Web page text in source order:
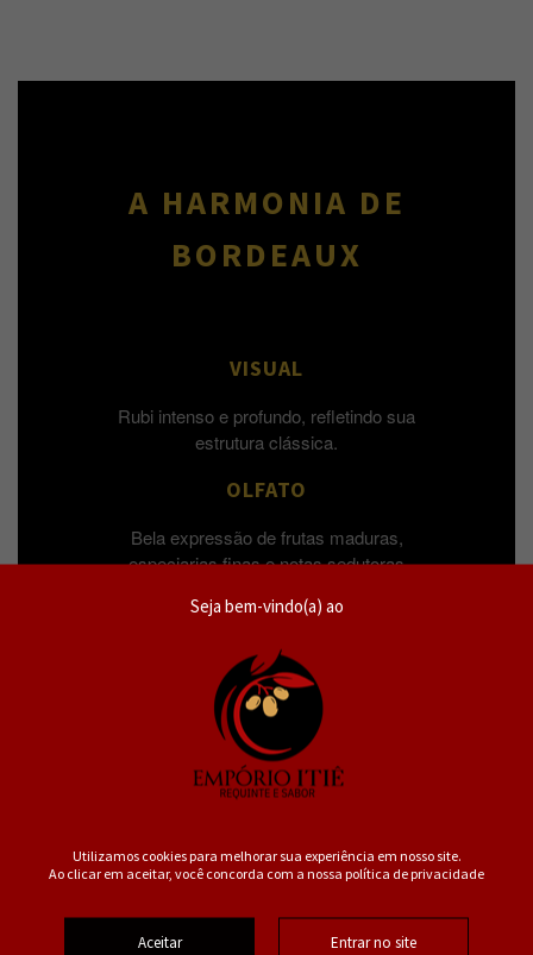
Seja bem-vindo(a) ao
Utilizamos cookies para melhorar sua experiência em nosso site.
Ao clicar em aceitar, você concorda com a nossa política de privacidade
Aceitar Entrar no site
A HARMONIA DE
BORDEAUX
VISUAL
Rubi intenso e profundo, refletindo sua
estrutura clássica.
OLFATO
Bela expressão de frutas maduras,
especiarias finas e notas sedutoras
Poderoso e harmonioso. Taninos
fundidos e sedosos que equilibram
perfeitamente as notas amadeiradas.